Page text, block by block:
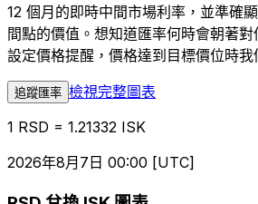
12 個月的即時中間市場利率，並準確
間點的價值。想知道匯率何時會朝著對
設定價格提醒，價格達到目標價位時我
追蹤匯率 檢視完整圖表
1 RSD = 1.21332 ISK
2026年8月7日 00:00 [UTC]